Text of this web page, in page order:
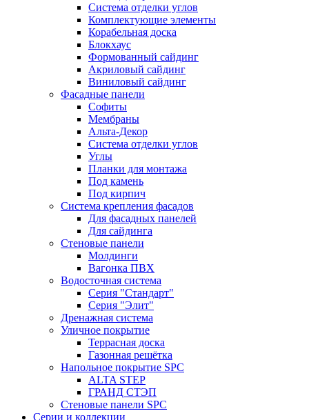
Система отделки углов
Комплектующие элементы
Корабельная доска
Блокхаус
Формованный сайдинг
Акриловый сайдинг
Виниловый сайдинг
Фасадные панели
Софиты
Мембраны
Альта-Декор
Система отделки углов
Углы
Планки для монтажа
Под камень
Под кирпич
Система крепления фасадов
Для фасадных панелей
Для сайдинга
Стеновые панели
Молдинги
Вагонка ПВХ
Водосточная система
Серия "Стандарт"
Серия "Элит"
Дренажная система
Уличное покрытие
Террасная доска
Газонная решётка
Напольное покрытие SPC
ALTA STEP
ГРАНД СТЭП
Стеновые панели SPC
Серии и коллекции